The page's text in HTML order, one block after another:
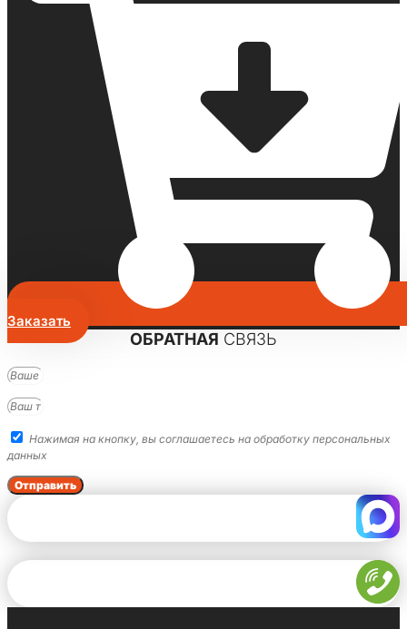
Заказать
ОБРАТНАЯ СВЯЗЬ
Нажимая на кнопку, вы соглашаетесь на обработку персональных
данных
Отправить